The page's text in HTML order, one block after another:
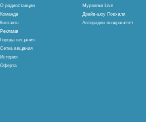
О радиостанции
Команда
Контакты
Реклама
Города вещания
Сетка вещания
История
Оферта
Мурзилки Live
Драйв-шоу Поехали
Авторадио поздравляет